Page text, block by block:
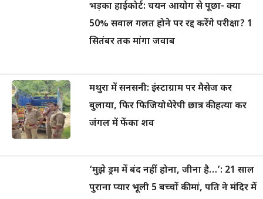
भड़का हाईकोर्ट: चयन आयोग से पूछा- क्या
50% सवाल गलत होने पर रद्द करेंगे परीक्षा? 1
सितंबर तक मांगा जवाब
मथुरा में सनसनी: इंस्टाग्राम पर मैसेज कर
बुलाया, फिर फिजियोथेरेपी छात्र की हत्या कर
जंगल में फेंका शव
‘मुझे ड्रम में बंद नहीं होना, जीना है…’: 21 साल
पुराना प्यार भूली 5 बच्चों की मां, पति ने मंदिर में